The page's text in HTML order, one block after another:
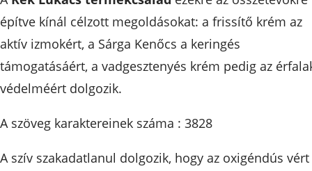
építve kínál célzott megoldásokat: a frissítő krém az
aktív izmokért, a Sárga Kenőcs a keringés
támogatásáért, a vadgesztenyés krém pedig az
védelméért dolgozik.
A szöveg karaktereinek száma : 3828
A szív szakadatlanul dolgozik, hogy az oxigéndús vért